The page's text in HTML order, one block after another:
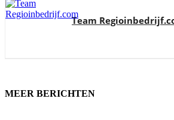
Team
MEER BERICHTEN